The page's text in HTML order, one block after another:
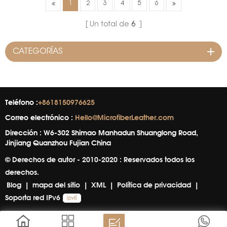
Nombre de la marca:
WINIW Cantidad
m&iacute;nima de pedido:
de espera: 10-15
d&iacute;as. &nbsp;
Nombre de la marca:
WINIW Cantidad
m&iacute;nima de pedido:
de espera: 10-15
2 3 4 5 6
Un total de 6
CATEGORÍAS
Teléfono :+8618150976625
Correo electrónico : Hello@MicrofiberLeather.com
Dirección : W6-302 Shimao Manhadun Shuanglong Road,
Jinjiang Quanzhou Fujian China
© Derechos de autor - 2010-2020 : Reservados todos los
derechos.
Blog | mapa del sitio | XML | Política de privacidad |
Soporta red IPv6